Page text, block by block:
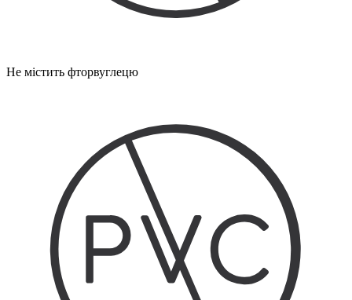
Не містить фторвуглецю